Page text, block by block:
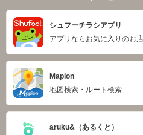
シュフーチラシアプリ
アプリならお気に入りのお
Mapion
地図検索・ルート検索
aruku&（あるくと）